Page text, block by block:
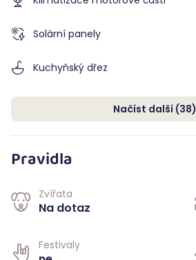
Solární panely
Kuchyňský dřez
Načíst další(38)
Pravidla
Zvířata
Na dotaz
Festivaly